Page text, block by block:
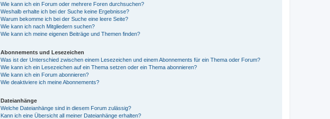
Wie kann ich ein Forum oder mehrere Foren durchsuchen?
Weshalb erhalte ich bei der Suche keine Ergebnisse?
Warum bekomme ich bei der Suche eine leere Seite?
Wie kann ich nach Mitgliedern suchen?
Wie kann ich meine eigenen Beiträge und Themen finden?
Abonnements und Lesezeichen
Was ist der Unterschied zwischen einem Lesezeichen und einem Abonnements für ein Thema oder Forum?
Wie kann ich ein Lesezeichen auf ein Thema setzen oder ein Thema abonnieren?
Wie kann ich ein Forum abonnieren?
Wie deaktiviere ich meine Abonnements?
Dateianhänge
Welche Dateianhänge sind in diesem Forum zulässig?
Kann ich eine Übersicht all meiner Dateianhänge erhalten?